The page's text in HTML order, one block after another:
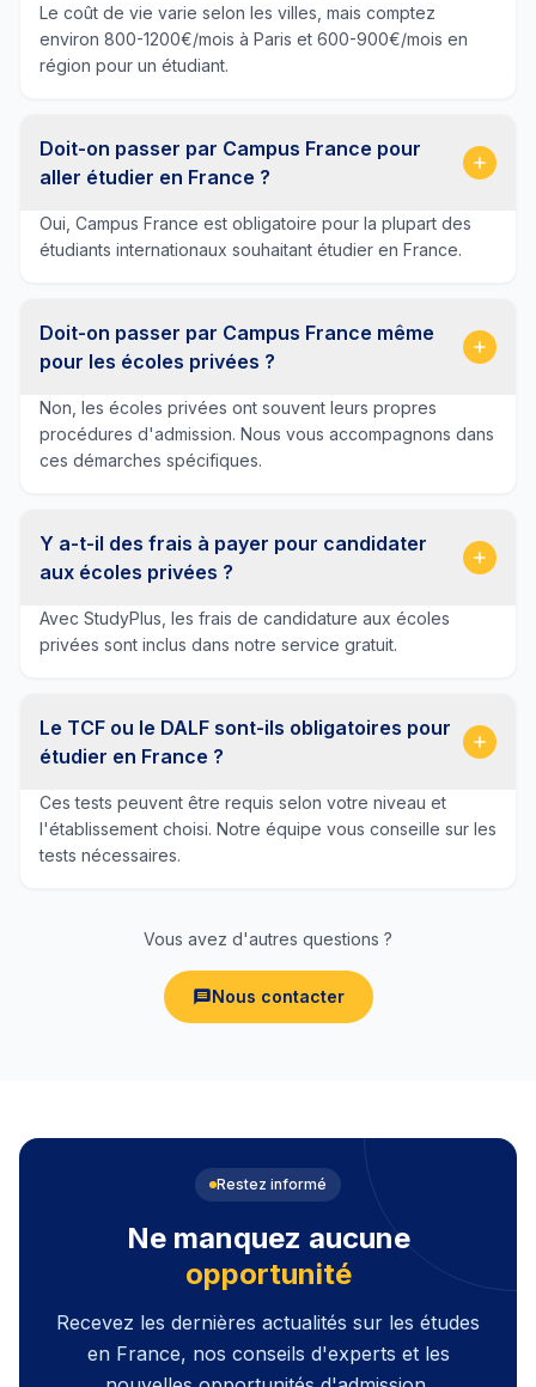
Le coût de vie varie selon les villes, mais comptez
environ 800-1200€/mois à Paris et 600-900€/mois en
région pour un étudiant.
Doit-on passer par Campus France pour
aller étudier en France ?
Oui, Campus France est obligatoire pour la plupart des
étudiants internationaux souhaitant étudier en France.
Doit-on passer par Campus France même
pour les écoles privées ?
Non, les écoles privées ont souvent leurs propres
procédures d'admission. Nous vous accompagnons dans
ces démarches spécifiques.
Y a-t-il des frais à payer pour candidater
aux écoles privées ?
Avec StudyPlus, les frais de candidature aux écoles
privées sont inclus dans notre service gratuit.
Le TCF ou le DALF sont-ils obligatoires pour
étudier en France ?
Ces tests peuvent être requis selon votre niveau et
l'établissement choisi. Notre équipe vous conseille sur les
tests nécessaires.
Vous avez d'autres questions ?
Nous contacter
Restez informé
Ne manquez aucune
opportunité
Recevez les dernières actualités sur les études
en France, nos conseils d'experts et les